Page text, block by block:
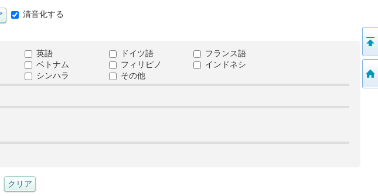
清音化する
英語 ドイツ語
フランス語
ベトナム フィリピノ
インドネシ
シンハラ その他